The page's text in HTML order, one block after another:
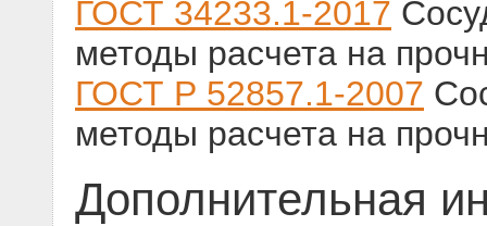
ГОСТ 34233.1-2017
методы расчета на
ГОСТ Р 52857.1-2007
методы расчета на
Дополнительная